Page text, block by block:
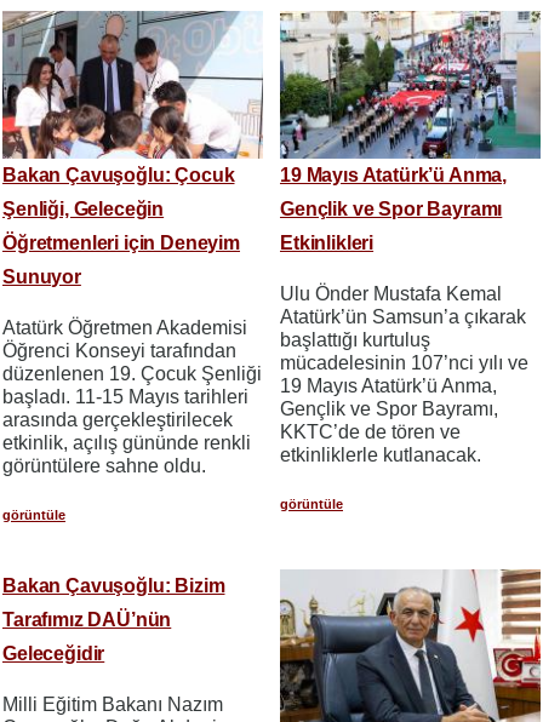
Bakan Çavuşoğlu: Çocuk
Şenliği, Geleceğin
Öğretmenleri için Deneyim
Sunuyor
Atatürk Öğretmen Akademisi
Öğrenci Konseyi tarafından
düzenlenen 19. Çocuk Şenliği
başladı. 11-15 Mayıs tarihleri
arasında gerçekleştirilecek
etkinlik, açılış gününde renkli
görüntülere sahne oldu.
görüntüle
19 Mayıs Atatürk’ü Anma,
Gençlik ve Spor Bayramı
Etkinlikleri
Ulu Önder Mustafa Kemal
Atatürk’ün Samsun’a çıkarak
başlattığı kurtuluş
mücadelesinin 107’nci yılı ve
19 Mayıs Atatürk’ü Anma,
Gençlik ve Spor Bayramı,
KKTC’de de tören ve
etkinliklerle kutlanacak.
görüntüle
Bakan Çavuşoğlu: Bizim
Tarafımız DAÜ’nün
Geleceğidir
Milli Eğitim Bakanı Nazım